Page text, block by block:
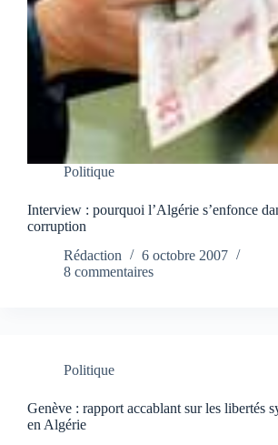
Politique
Interview : pourquoi l’Algérie s’enfonce
corruption
Rédaction
6 octobre 2007
8 commentaires
Politique
Genève : rapport accablant sur les libertés
en Algérie